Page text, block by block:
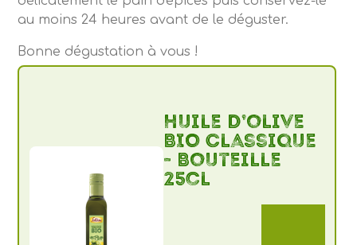
au moins 24 heures avant de le déguster.
Bonne dégustation à vous !
Huile d’olive
BIO Classique
- Bouteille
25cl